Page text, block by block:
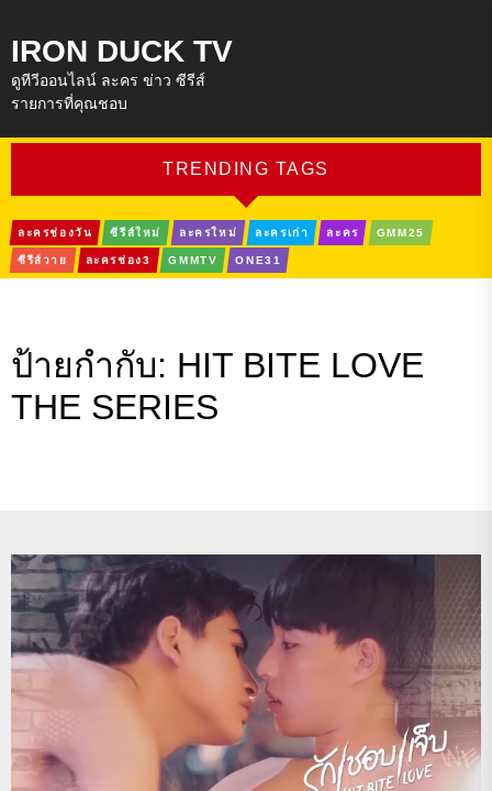
IRON DUCK TV
ดูทีวีออนไลน์ ละคร ข่าว ซีรีส์
รายการที่คุณชอบ
TRENDING TAGS
ละครช่องวัน ซีรีส์ใหม่ ละครใหม่ ละครเก่า ละคร GMM25
ซีรีส์วาย ละครช่อง3 GMMTV ONE31
ป้ายกำกับ: HIT BITE LOVE
THE SERIES